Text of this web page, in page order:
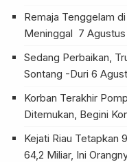
Remaja Tenggelam
Meninggal 7
Sedang Perbaikan,
Sontang -Duri 6
Korban Terakhir
Ditemukan, Begini
Kejati Riau Tetapkan
64,2 Miliar, Ini